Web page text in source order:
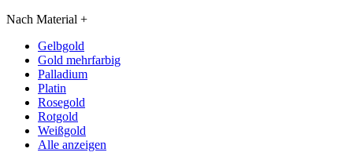
Nach Material +
Gelbgold
Gold mehrfarbig
Palladium
Platin
Rosegold
Rotgold
Weißgold
Alle anzeigen